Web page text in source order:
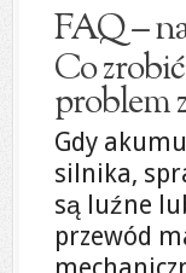
FAQ –
Co
problem
Gdy
silnika,
są luźne
przewód